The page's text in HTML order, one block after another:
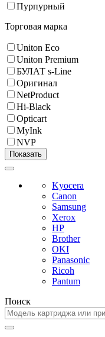
Пурпурный
Торговая марка
Uniton Eco
Uniton Premium
БУЛАТ s-Line
Оригинал
NetProduct
Hi-Black
Opticart
MyInk
NVP
Kyocera
Canon
Samsung
Xerox
HP
Brother
OKI
Panasonic
Ricoh
Pantum
Поиск